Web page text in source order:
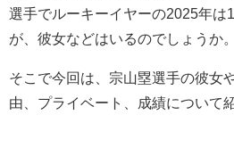
選手でルーキーイヤーの2025年は
が、彼女などはいるのでしょうか。
そこで今回は、宗山塁選手の彼女
由、プライベート、成績について